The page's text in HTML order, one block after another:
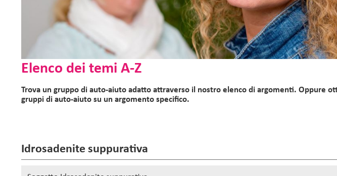
Elenco dei temi A-Z
Trova un gruppo di auto-aiuto adatto attraverso il nostro elenco di argomenti. Oppure
gruppi di auto-aiuto su un argomento specifico.
Idrosadenite suppurativa